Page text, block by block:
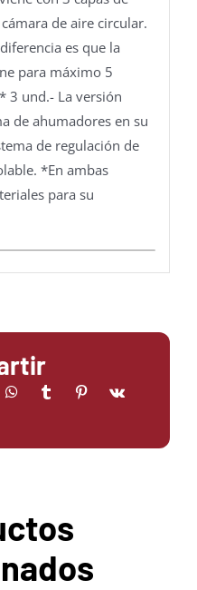
de aire circular.
es que la
para máximo 5
3 und.- La versión
de ahumadores en su
de regulación de
*En ambas
para su